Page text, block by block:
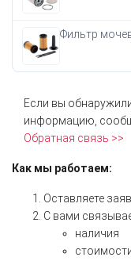
Фильтр
Если вы
информацию,
Обратная связь >>
Как мы работаем:
Оставляете
С вами
наличия